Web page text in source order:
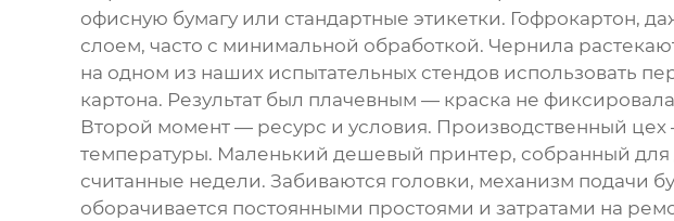
офисную бумагу или стандартные этикетки. Гофрокартон,
слоем, часто с минимальной обработкой. Чернила
на одном из наших испытательных стендов использовать
картона. Результат был плачевным — краска не
Второй момент — ресурс и условия. Производственный
температуры. Маленький дешевый принтер, собранный для
считанные недели. Забиваются головки, механизм подачи
оборачивается постоянными простоями и затратами на